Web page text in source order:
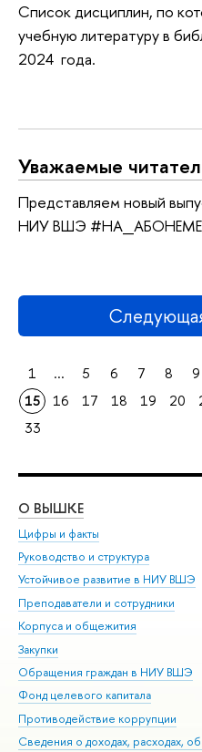
Список дисциплин, по
учебную литературу в
2024 года.
Уважаемые
Представляем новый
НИУ ВШЭ
1 ... 5 6 7 8 9
15
16 17 18 19 20
33
О ВЫШКЕ
Цифры и факты
Руководство и структура
Устойчивое развитие в НИУ ВШЭ
Преподаватели и сотрудники
Корпуса и общежития
Закупки
Обращения граждан в НИУ ВШЭ
Фонд целевого капитала
Противодействие коррупции
Сведения о доходах, расходах,